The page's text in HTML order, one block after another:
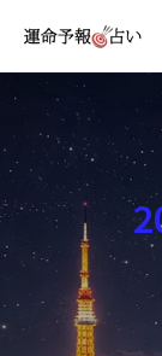
運命予報占い
運命予報占いとは
あなたの所属部
最恐の相性占い
秘伝公開！吉凶カ